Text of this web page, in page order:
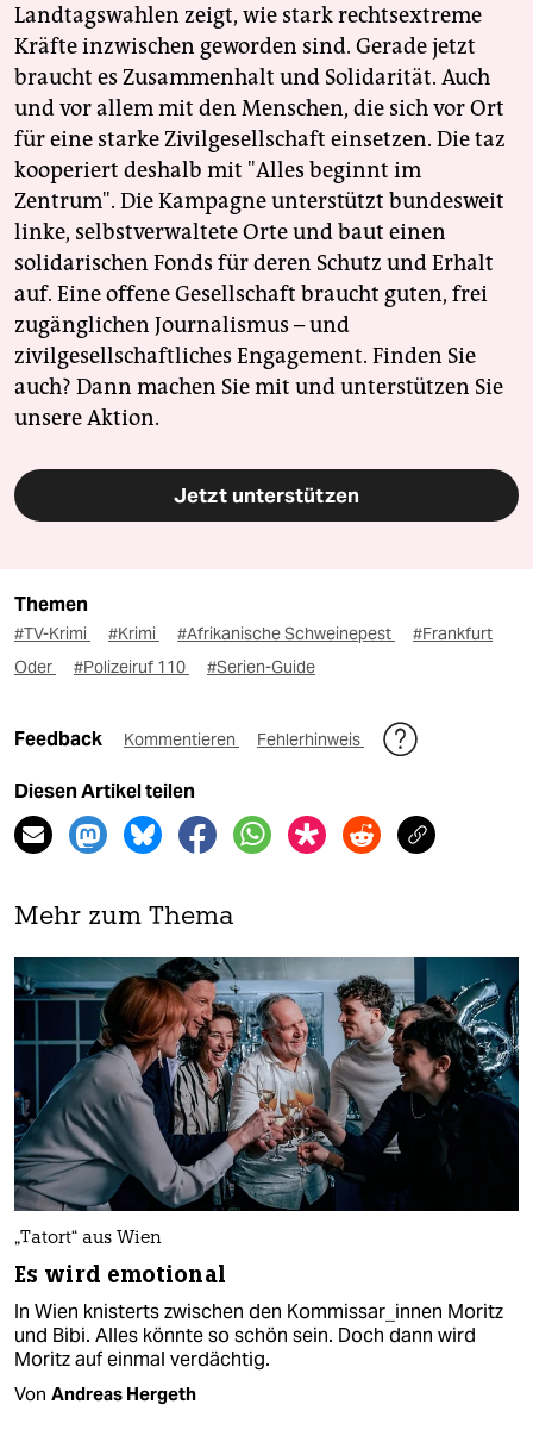
Landtagswahlen zeigt, wie stark rechtsextreme
Kräfte inzwischen geworden sind. Gerade jetzt
braucht es Zusammenhalt und Solidarität. Auch
und vor allem mit den Menschen, die sich vor Ort
für eine starke Zivilgesellschaft einsetzen. Die taz
kooperiert deshalb mit "Alles beginnt im
Zentrum". Die Kampagne unterstützt bundesweit
linke, selbstverwaltete Orte und baut einen
solidarischen Fonds für deren Schutz und Erhalt
auf. Eine offene Gesellschaft braucht guten, frei
zugänglichen Journalismus – und
zivilgesellschaftliches Engagement. Finden Sie
auch? Dann machen Sie mit und unterstützen Sie
unsere Aktion.
Jetzt unterstützen
Themen
#TV-Krimi #Krimi #Afrikanische Schweinepest
#Frankfurt
Oder
#Polizeiruf 110 #Serien-Guide
Feedback Kommentieren Fehlerhinweis
Diesen Artikel teilen
Mehr zum Thema
„Tatort“ aus Wien
Es wird emotional
In Wien knisterts zwischen den Kommissar_innen Moritz
und Bibi. Alles könnte so schön sein. Doch dann wird
Moritz auf einmal verdächtig.
Von Andreas Hergeth